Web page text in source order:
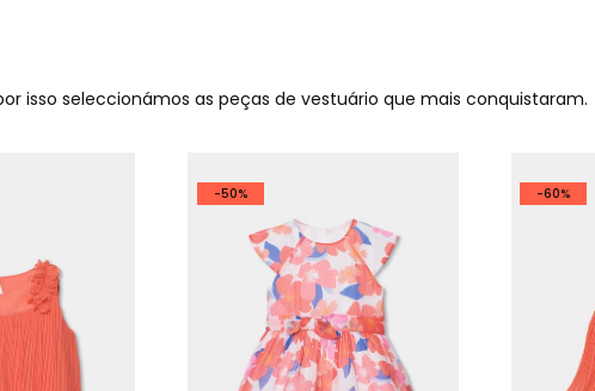
isso seleccionámos as peças de vestuário que mais conquistaram.
-50% -60%